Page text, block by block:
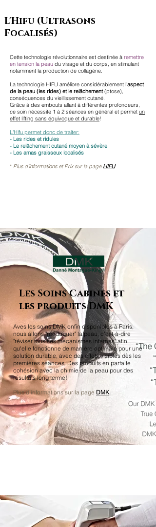
L'Hifu (Ultrasons
Focalisés)
Cette technologie révolutionnaire est destinée à remettre
en tension la peau du visage et du corps, en stimulant
notamment la production de collagène.
La technologie HIFU améliore considérablement l’aspect
de la peau (les rides) et le relâchement(ptose),
conséquences du vieillissement cutané.
Grâce à des embouts allant à différentes profondeurs,
ce soin nécessite 1 à 2 séances en général et permet un
effet lifting sans équivoque et durable!
L'Hifu permet donc de traiter:
- Les rides et ridules
- Le relâchement cutané moyen à sévère
- Les amas graisseux localisés
* Plus d'informations et Prix sur la page HIFU
Les Soins Cabines et
les produits DMK
Aves les soins DMK enfin disponibles à Paris,
nous allons "rééduquer" la peau, c'est-à-dire
"réviser tous ses mécanismes internes" afin
qu'elle fonctionne de manière optimale pour une
solution durable, avec des effets visibles dès les
premières séances. Des produits en parfaite
cohésion avec la chimie de la peau pour des
résultats long terme!
Plus d'informations sur la page DMK